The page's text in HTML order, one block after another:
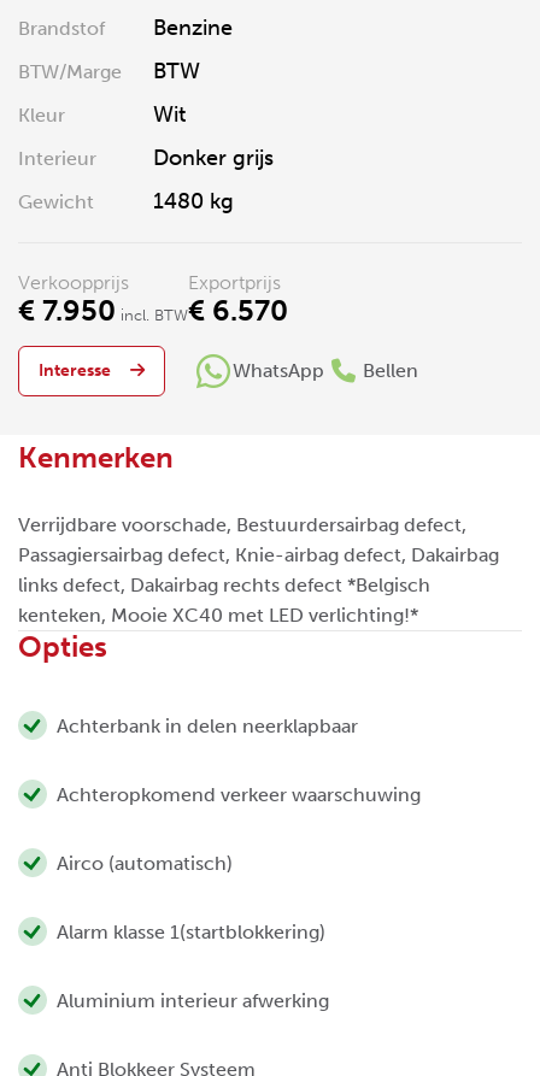
Brandstof Benzine
BTW/Marge BTW
Kleur Wit
Interieur Donker grijs
Gewicht 1480 kg
Verkoopprijs
€ 7.950 incl. BTW
Exportprijs
€ 6.570
Interesse WhatsApp Bellen
Kenmerken
Verrijdbare voorschade, Bestuurdersairbag defect,
Passagiersairbag defect, Knie-airbag defect, Dakairbag
links defect, Dakairbag rechts defect *Belgisch
kenteken, Mooie XC40 met LED verlichting!*
Opties
Achterbank in delen neerklapbaar
Achteropkomend verkeer waarschuwing
Airco (automatisch)
Alarm klasse 1(startblokkering)
Aluminium interieur afwerking
Anti Blokkeer Systeem